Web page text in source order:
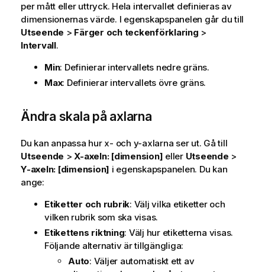
per mått eller uttryck. Hela intervallet definieras av
dimensionernas värde. I egenskapspanelen går du till
Utseende > Färger och teckenförklaring >
Intervall.
Min: Definierar intervallets nedre gräns.
Max: Definierar intervallets övre gräns.
Ändra skala på axlarna
Du kan anpassa hur x- och y-axlarna ser ut. Gå till
Utseende >X-axeln: [dimension] eller Utseende >
Y-axeln: [dimension] i egenskapspanelen. Du kan
ange:
Etiketter och rubrik: Välj vilka etiketter och
vilken rubrik som ska visas.
Etikettens riktning: Välj hur etiketterna visas.
Följande alternativ är tillgängliga:
Auto: Väljer automatiskt ett av